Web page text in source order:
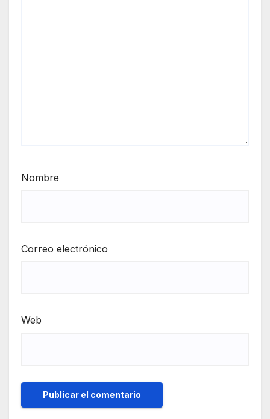
Nombre
Correo electrónico
Web